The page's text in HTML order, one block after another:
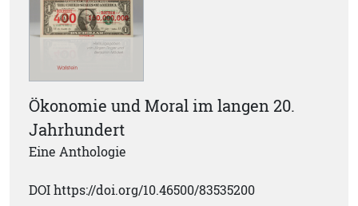
Ökonomie und Moral im langen 20.
Jahrhundert
Eine Anthologie
DOI https://doi.org/10.46500/83535200